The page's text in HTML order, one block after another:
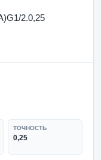
ТОЧНОСТЬ
0,25